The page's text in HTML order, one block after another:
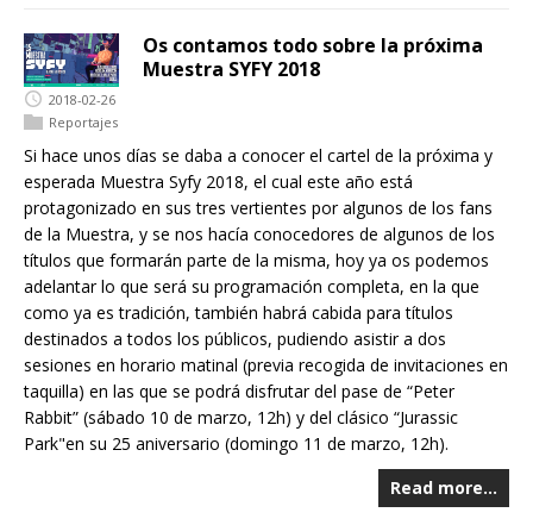
Os contamos todo sobre la próxima
Muestra SYFY 2018
2018-02-26
Reportajes
Si hace unos días se daba a conocer el cartel de la próxima y
esperada Muestra Syfy 2018, el cual este año está
protagonizado en sus tres vertientes por algunos de los fans
de la Muestra, y se nos hacía conocedores de algunos de los
títulos que formarán parte de la misma, hoy ya os podemos
adelantar lo que será su programación completa, en la que
como ya es tradición, también habrá cabida para títulos
destinados a todos los públicos, pudiendo asistir a dos
sesiones en horario matinal (previa recogida de invitaciones en
taquilla) en las que se podrá disfrutar del pase de “Peter
Rabbit” (sábado 10 de marzo, 12h) y del clásico “Jurassic
Park"en su 25 aniversario (domingo 11 de marzo, 12h).
Read more…